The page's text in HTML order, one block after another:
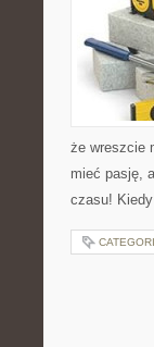
że wreszcie
mieć pasję,
czasu!